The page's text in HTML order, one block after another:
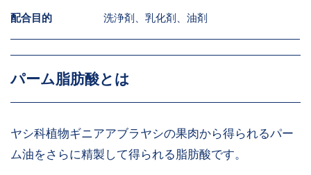
配合目的 洗浄剤、乳化剤、油剤
パーム脂肪酸とは
ヤシ科植物ギニアアブラヤシの果肉から得られるパー
ム油をさらに精製して得られる脂肪酸です。